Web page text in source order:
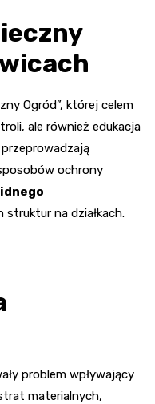
Ogród”, której celem
ale również edukacja
przeprowadzają
ochrony
struktur na działkach.
problem wpływający
materialnych,